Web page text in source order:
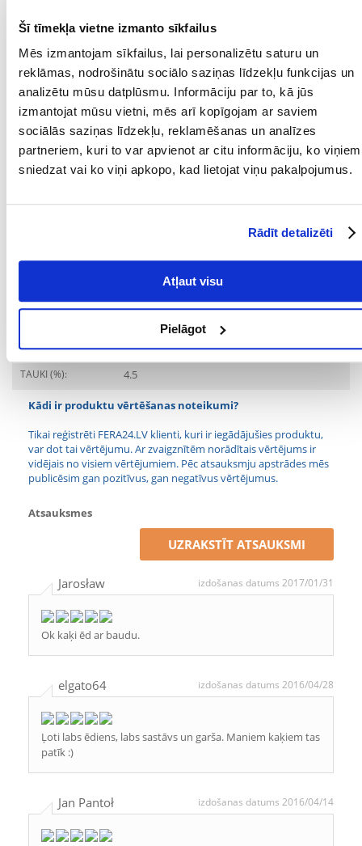
Šī tīmekļa vietne izmanto sīkfailus
Mēs izmantojam sīkfailus, lai personalizētu saturu un
reklāmas, nodrošinātu sociālo saziņas līdzekļu funkcijas un
analizētu mūsu datplūsmu. Informāciju par to, kā jūs
izmantojat mūsu vietni, mēs arī kopīgojam ar saviem
sociālās saziņas līdzekļu, reklamēšanas un analīzes
partneriem, kuri to var apvienot ar citu informāciju, ko viņiem
sniedzat vai ko viņi apkopo, kad lietojat viņu pakalpojumus.
Rādīt detalizēti
Atļaut visu
Pielāgot
PRODUCENT:
Mērķis
DZĪVES POSMS: Pieaudzis
KURAM
MĀJDZĪVNIEKAM:
Kaķis
ĪPAŠAS PRASĪBAS: Prasīgs
(%):
VEIDS:
Vistas gaļa
TAUKI (%): 4.5
Kādi ir produktu vērtēšanas noteikumi?
Tikai reģistrēti FERA24.LV klienti, kuri ir iegādājušies produktu,
var dot tai vērtējumu. Ar zvaigznītēm norādītais vērtējums ir
vidējais no visiem vērtējumiem. Pēc atsauksmju apstrādes mēs
publicēsim gan pozitīvus, gan negatīvus vērtējumus.
Atsauksmes
UZRAKSTĪT ATSAUKSMI
Jarosław izdošanas datums 2017/01/31
Ok kaķi ēd ar baudu.
elgato64 izdošanas datums 2016/04/28
Ļoti labs ēdiens, labs sastāvs un garša. Maniem kaķiem tas
patīk :)
Jan Pantoł izdošanas datums 2016/04/14